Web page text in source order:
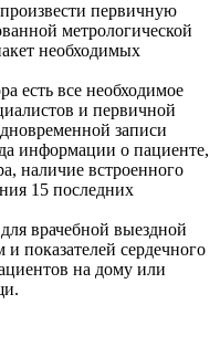
первичную
метрологической
необходимых
есть все необходимое
и первичной
записи
информации о пациенте,
наличие встроенного
15 последних
врачебной выездной
показателей сердечного
на дому или